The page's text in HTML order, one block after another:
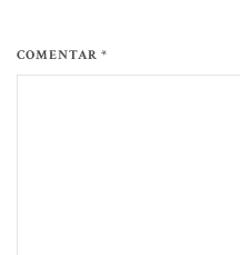
COMENTAR *